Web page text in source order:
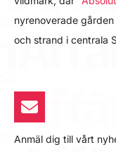
nyrenoverade
och strand i centrala
Anmäl dig till vårt